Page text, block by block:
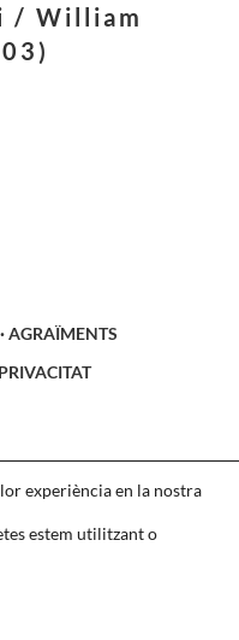
/ William
·AGRAÏMENTS
PRIVACITAT
experiència en la nostra
estem utilitzant o